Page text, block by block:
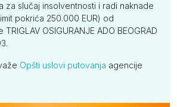
za slučaj insolventnosti i radi naknade
pokrića 250.000 EUR) od
OSIGURANJE ADO BEOGRAD
Opšti uslovi putovanja agencije